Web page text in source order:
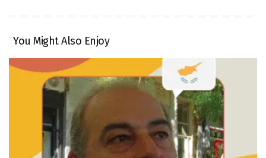
You Might Also Enjoy